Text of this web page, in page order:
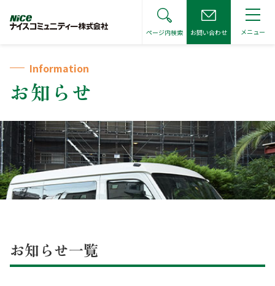
トップページ
お住まいの皆さまへ トップ
管理費等の振替口座変更受付
管理会社をお探しの方へ
管理会社をお探しの方へ トップ
管理見積に関するご相談
不動産仲介会社の方へ
不動産仲介会社の方へ トップ
お知らせ
ページ内検索 お問い合わせ メニュー
Information
お知らせ
お知らせ一覧